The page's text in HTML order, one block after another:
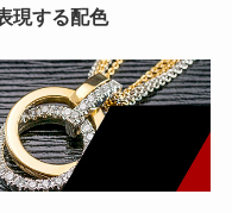
現する配色